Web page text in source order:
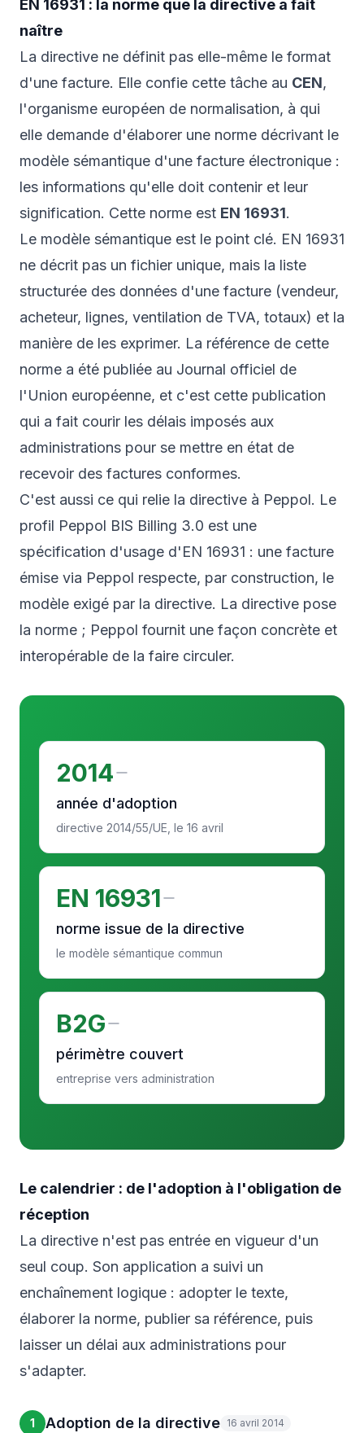
EN 16931 : la norme que la directive a fait
naître
La directive ne définit pas elle-même le format
d'une facture. Elle confie cette tâche au CEN,
l'organisme européen de normalisation, à qui
elle demande d'élaborer une norme décrivant le
modèle sémantique d'une facture électronique :
les informations qu'elle doit contenir et leur
signification. Cette norme est EN 16931.
Le modèle sémantique est le point clé. EN 16931
ne décrit pas un fichier unique, mais la liste
structurée des données d'une facture (vendeur,
acheteur, lignes, ventilation de TVA, totaux) et la
manière de les exprimer. La référence de cette
norme a été publiée au Journal officiel de
l'Union européenne, et c'est cette publication
qui a fait courir les délais imposés aux
administrations pour se mettre en état de
recevoir des factures conformes.
C'est aussi ce qui relie la directive à Peppol. Le
profil Peppol BIS Billing 3.0 est une
spécification d'usage d'EN 16931 : une facture
émise via Peppol respecte, par construction, le
modèle exigé par la directive. La directive pose
la norme ; Peppol fournit une façon concrète et
interopérable de la faire circuler.
2014
année d'adoption
directive 2014/55/UE, le 16 avril
EN 16931
norme issue de la directive
le modèle sémantique commun
B2G
périmètre couvert
entreprise vers administration
Le calendrier : de l'adoption à l'obligation de
réception
La directive n'est pas entrée en vigueur d'un
seul coup. Son application a suivi un
enchaînement logique : adopter le texte,
élaborer la norme, publier sa référence, puis
laisser un délai aux administrations pour
s'adapter.
1 Adoption de la directive 16 avril 2014